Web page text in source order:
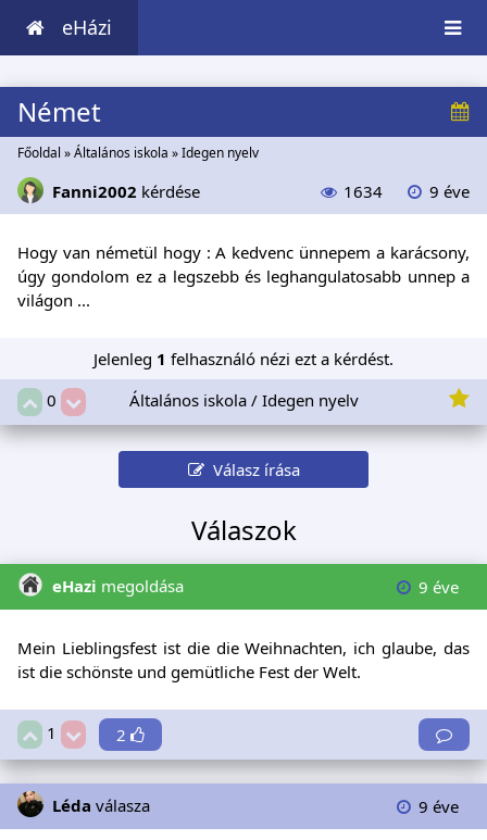
eHázi
Német
Főoldal »Általános iskola »Idegen nyelv
Fanni2002 kérdése 1634 9 éve
Hogy van németül hogy : A kedvenc ünnepem a karácsony,
úgy gondolom ez a legszebb és leghangulatosabb unnep a
világon ...
Jelenleg 1 felhasználó nézi ezt a kérdést.
0
Általános iskola / Idegen nyelv
Válasz írása
Válaszok
eHazi megoldása 9 éve
Mein Lieblingsfest ist die die Weihnachten, ich glaube, das
ist die schönste und gemütliche Fest der Welt.
1 2
Léda válasza 9 éve